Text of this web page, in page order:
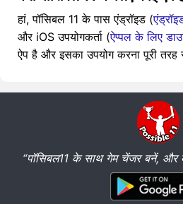
हां, पॉसिबल 11 के पास एंड्रॉइड (
और iOS उपयोगकर्ता (ऐप्पल के लिए
ऐप है और इसका उपयोग करना पूरी तरह
“पॉसिबल11 के साथ गेम चेंजर बनें, और